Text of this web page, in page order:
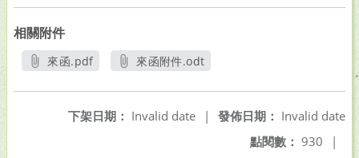
相關附件
來函.pdf
來函附件.odt
發佈日期： Invalid date
下架日期： Invalid date
|
點閱數： 930 |